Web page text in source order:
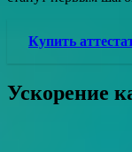
Купить
Ускорение